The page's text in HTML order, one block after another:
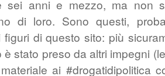
sei anni e mezzo, ma non
di loro. Sono questi,
figuri di questo sito: più
è stato preso da altri impegni
ai #drogatidipolitica